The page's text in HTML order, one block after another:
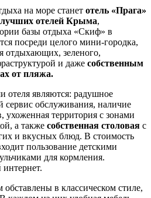
на море станет отель «Прага»
лучших отелей Крыма,
базы отдыха «Скиф» в
посреди целого мини-городка,
отдыхающих, зеленого,
и даже собственным
от пляжа.
отеля являются: радушное
сервис обслуживания, наличие
ухоженная территория с зонами
а также собственная столовая с
и вкусных блюд. В стоимость
пользование детскими
для кормления.
в классическом стиле,